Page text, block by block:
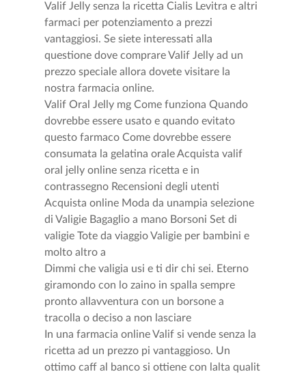
Valif Jelly senza la ricetta Cialis Levitra e altri
farmaci per potenziamento a prezzi
vantaggiosi. Se siete interessati alla
questione dove comprare Valif Jelly ad un
prezzo speciale allora dovete visitare la
nostra farmacia online.
Valif Oral Jelly mg Come funziona Quando
dovrebbe essere usato e quando evitato
questo farmaco Come dovrebbe essere
consumata la gelatina orale Acquista valif
oral jelly online senza ricetta e in
contrassegno Recensioni degli utenti
Acquista online Moda da unampia selezione
di Valigie Bagaglio a mano Borsoni Set di
valigie Tote da viaggio Valigie per bambini e
molto altro a
Dimmi che valigia usi e ti dir chi sei. Eterno
giramondo con lo zaino in spalla sempre
pronto allavventura con un borsone a
tracolla o deciso a non lasciare
In una farmacia online Valif si vende senza la
ricetta ad un prezzo pi vantaggioso. Un
ottimo caff al banco si ottiene con lalta qualit